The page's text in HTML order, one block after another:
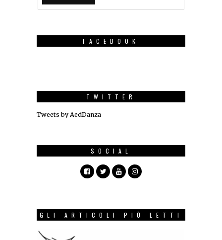
FACEBOOK
TWITTER
Tweets by AedDanza
SOCIAL
GLI ARTICOLI PIÙ LETTI